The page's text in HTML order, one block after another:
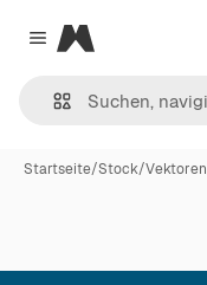
Close menu
Magnific
Startseite/Stock/Vektoren